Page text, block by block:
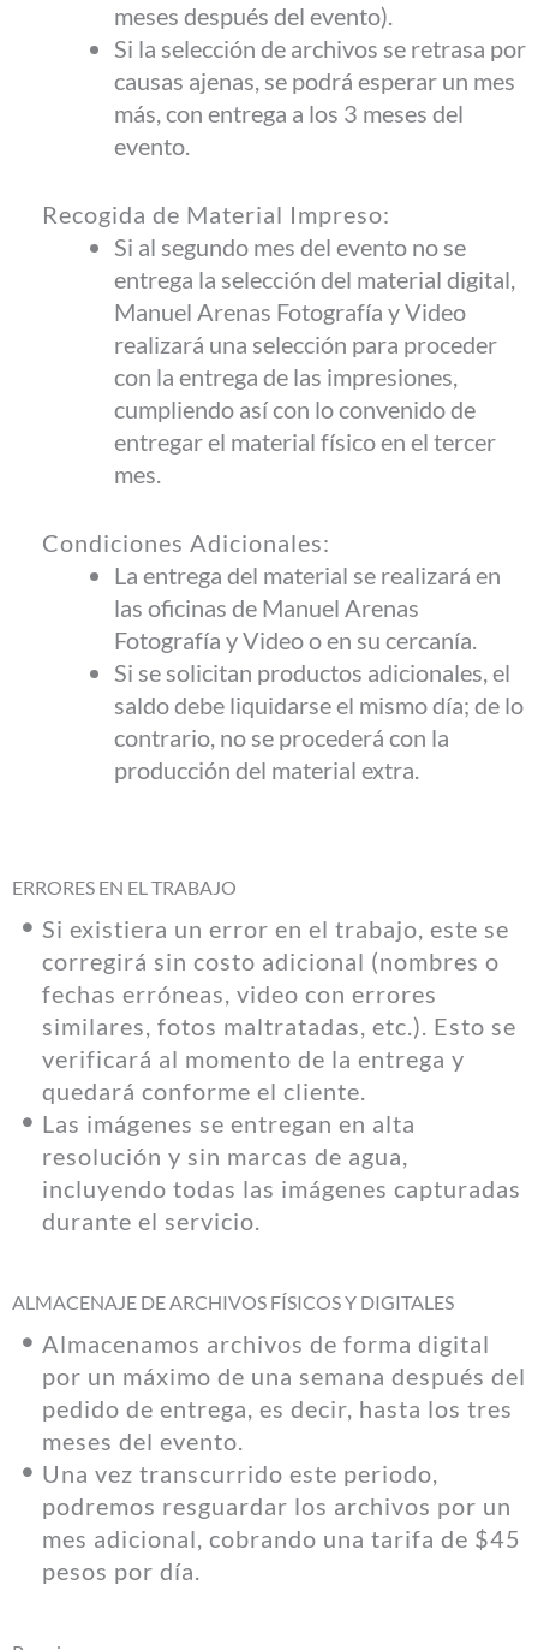
meses después del evento).
Si la selección de archivos se retrasa por
causas ajenas, se podrá esperar un mes
más, con entrega a los 3 meses del
evento.
Recogida de Material Impreso:
Si al segundo mes del evento no se
entrega la selección del material digital,
Manuel Arenas Fotografía y Video
realizará una selección para proceder
con la entrega de las impresiones,
cumpliendo así con lo convenido de
entregar el material físico en el tercer
mes.
Condiciones Adicionales:
La entrega del material se realizará en
las oficinas de Manuel Arenas
Fotografía y Video o en su cercanía.
Si se solicitan productos adicionales, el
saldo debe liquidarse el mismo día; de lo
contrario, no se procederá con la
producción del material extra.
ERRORES EN EL TRABAJO
Si existiera un error en el trabajo, este se
corregirá sin costo adicional (nombres o
fechas erróneas, video con errores
similares, fotos maltratadas, etc.). Esto se
verificará al momento de la entrega y
quedará conforme el cliente.
Las imágenes se entregan en alta
resolución y sin marcas de agua,
incluyendo todas las imágenes capturadas
durante el servicio.
ALMACENAJE DE ARCHIVOS FÍSICOS Y DIGITALES
Almacenamos archivos de forma digital
por un máximo de una semana después del
pedido de entrega, es decir, hasta los tres
meses del evento.
Una vez transcurrido este periodo,
podremos resguardar los archivos por un
mes adicional, cobrando una tarifa de $45
pesos por día.